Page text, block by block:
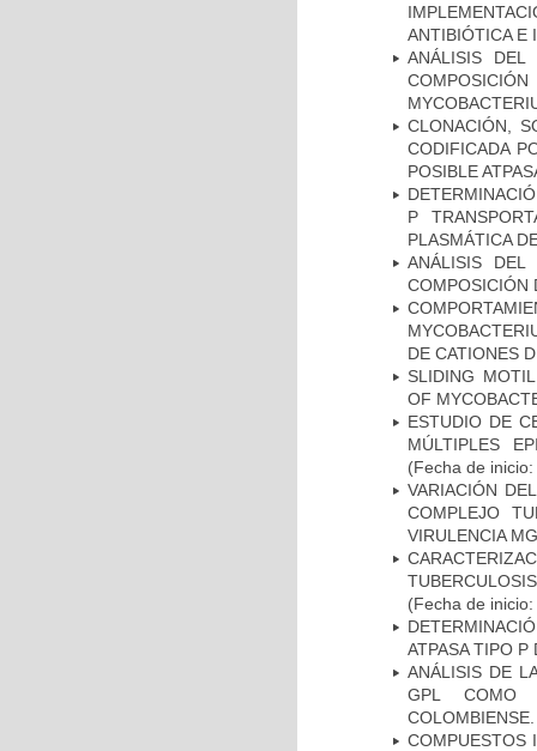
ANTIBIÓTICA E
ANÁLISIS DEL
CLONACIÓN,
CODIFICADA
POSIBLE
P
PLASMÁTICA
ANÁLISIS DEL
COMPOSICIÓN
DE CATIONES
SLIDING
OF
ESTUDIO DE
MÚLTIPLES
(Fecha de
VARIACIÓN
COMPLEJO
VIRULENCIA
(Fecha de
ATPASA TIPO
ANÁLISIS DE
GPL COMO
COLOMBIENSE.
COMPUESTOS